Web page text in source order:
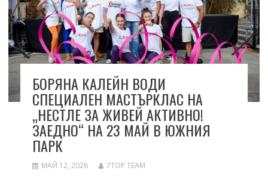
БОРЯНА КАЛЕЙН ВОДИ
СПЕЦИАЛЕН МАСТЪРКЛАС НА
„НЕСТЛЕ ЗА ЖИВЕЙ АКТИВНО!
ЗАЕДНО“ НА 23 МАЙ В ЮЖНИЯ
ПАРК
МАЙ 12, 2026 7TOP TEAM